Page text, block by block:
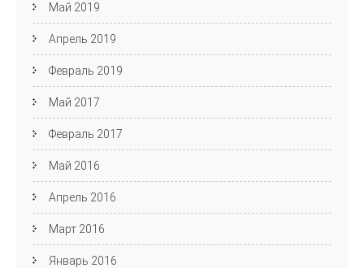
Май 2019
Апрель 2019
Февраль 2019
Май 2017
Февраль 2017
Май 2016
Апрель 2016
Март 2016
Январь 2016